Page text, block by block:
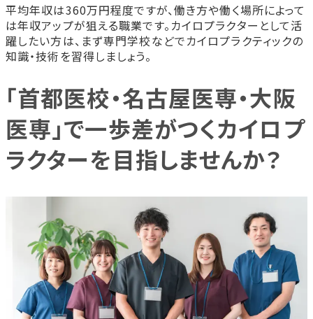
平均年収は360万円程度ですが、働き方や働く場所によって
は年収アップが狙える職業です。カイロプラクターとして活
躍したい方は、まず専門学校などでカイロプラクティックの
知識・技術を習得しましょう。
「首都医校・名古屋医専・大阪
医専」で一歩差がつくカイロプ
ラクターを目指しませんか？